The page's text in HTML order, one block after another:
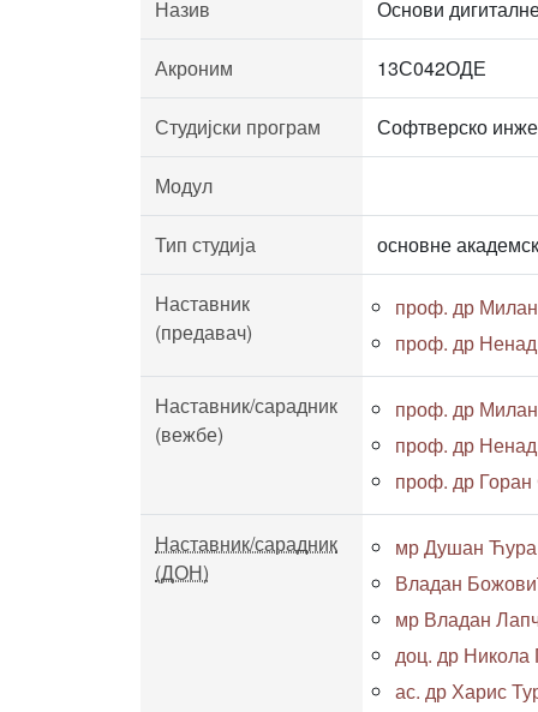
Назив Основи
Акроним 13С042ОДЕ
Студијски програм Софтверско
Модул
Тип студија основне
Наставник
(предавач)
проф. др
проф. др
Наставник/сарадник
(вежбе)
проф. др
проф. др
проф. др
Наставник/сарадник
(ДОН)
мр Душан
Владан
мр Владан
доц. др Никола
ас. др Харис